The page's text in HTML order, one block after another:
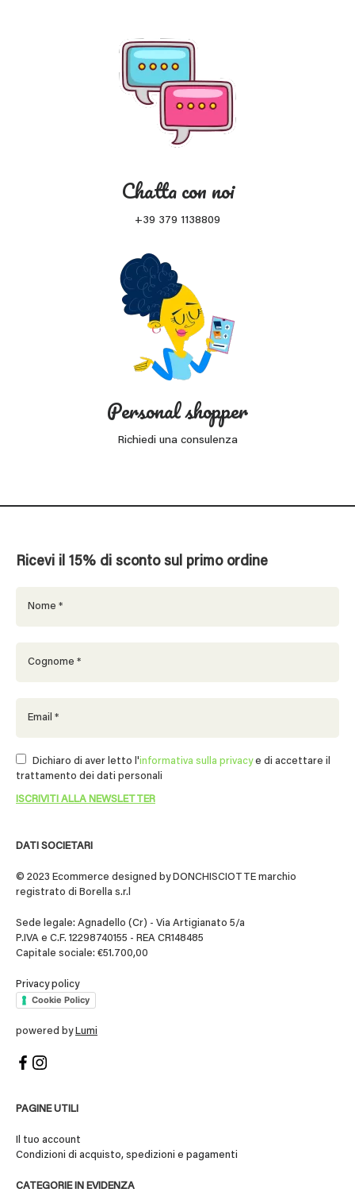
Chatta con noi
+39 379 1138809
Personal shopper
Richiedi una consulenza
DATI SOCIETARI
© 2023 Ecommerce designed by DONCHISCIOTTE marchio
registrato di Borella s.r.l
Sede legale: Agnadello (Cr) - Via Artigianato 5/a
P.IVA e C.F. 12298740155 - REA CR148485
Capitale sociale: €51.700,00
Privacy policy
Cookie Policy
powered by Lumi
PAGINE UTILI
Il tuo account
Condizioni di acquisto, spedizioni e pagamenti
CATEGORIE IN EVIDENZA
Ricevi il 15% di sconto sul primo ordine
Dichiaro di aver letto l'informativa sulla privacye di accettare il
trattamento dei dati personali